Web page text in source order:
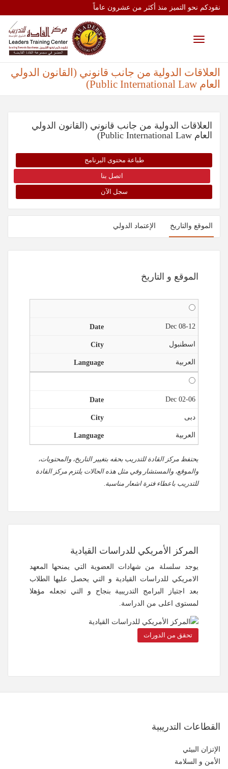
نقودكم نحو التميز منذ أكثر من عشرون عاماً
Toggle
العلاقات الدولية من جانب قانوني (القانون الدولي
العام Public International Law)
العلاقات الدولية من جانب قانوني (القانون الدولي
العام Public International Law)
طباعة محتوى البرنامج
اتصل بنا
سجل الآن
الموقع والتاريخ الإعتماد الدولي
الموقع و التاريخ
08-12 Dec
اسطنبول
العربية
02-06 Dec
دبى
العربية
يحتفظ مركز القادة للتدريب بحقه بتغيير التاريخ، والمحتويات،
والموقع، والمستشار وفي مثل هذه الحالات يلتزم مركز القادة
للتدريب باعطاء فترة اشعار مناسبة.
المركز الأمريكي للدراسات القيادية
يوجد سلسلة من شهادات العضوية التي يمنحها المعهد
الامريكي للدراسات القيادية و التي يحصل عليها الطلاب
بعد اجتياز البرامج التدريبية بنجاح و التي تجعله مؤهلا
لمستوى اعلى من الدراسة.
تحقق من الدورات
القطاعات التدريبية
الإتزان البيئي
الأمن و السلامة